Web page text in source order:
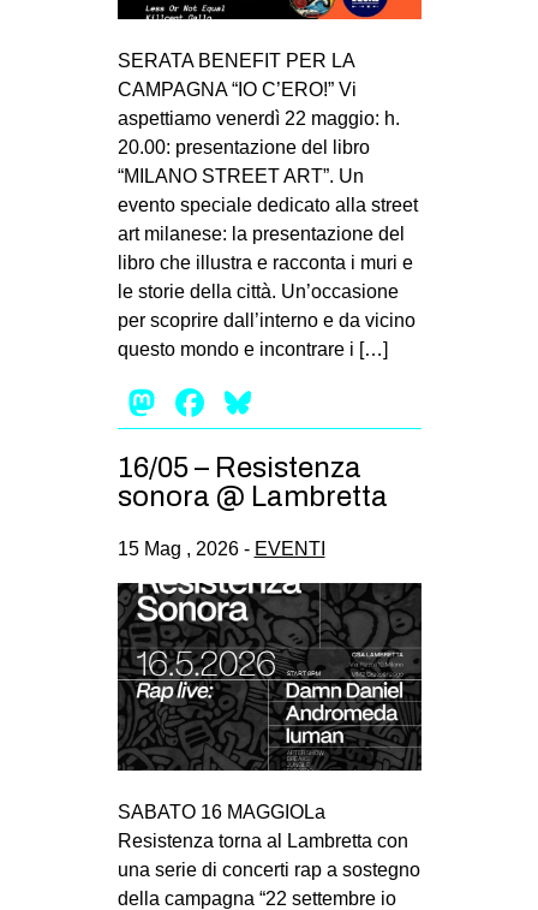
INTERNAZIONALE
AFRICA
ESTREMO ORIENTE
EUROPA
MEDIO ORIENTE
MONDO
in
Fb
bsky
ms
SEARCH
SERATA BENEFIT PER LA
CAMPAGNA “IO C’ERO!” Vi
aspettiamo venerdì 22 maggio: h.
20.00: presentazione del libro
“MILANO STREET ART”. Un
evento speciale dedicato alla street
art milanese: la presentazione del
libro che illustra e racconta i muri e
le storie della città. Un’occasione
per scoprire dall’interno e da vicino
questo mondo e incontrare i […]
Mastodon
Facebook
16/05 – Resistenza
sonora @ Lambretta
15 Mag , 2026 - EVENTI
SABATO 16 MAGGIOLa
Resistenza torna al Lambretta con
una serie di concerti rap a sostegno
della campagna “22 settembre io